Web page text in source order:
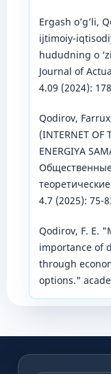
Ergash o’g’li,
ijtimoiy-
hududning о
Journal of
4.09 (2024):
Qodirov,
(INTERNET OF
ENERGIYA
4.7 (2025): 75-
Qodirov, F. E.
importance of
through
options."